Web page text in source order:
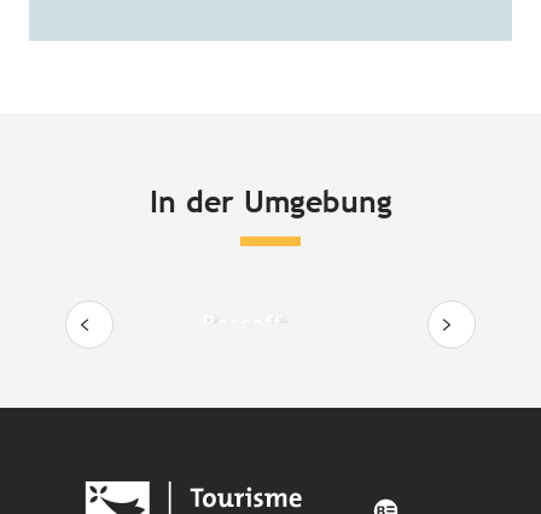
In der Umgebung
Roscoff